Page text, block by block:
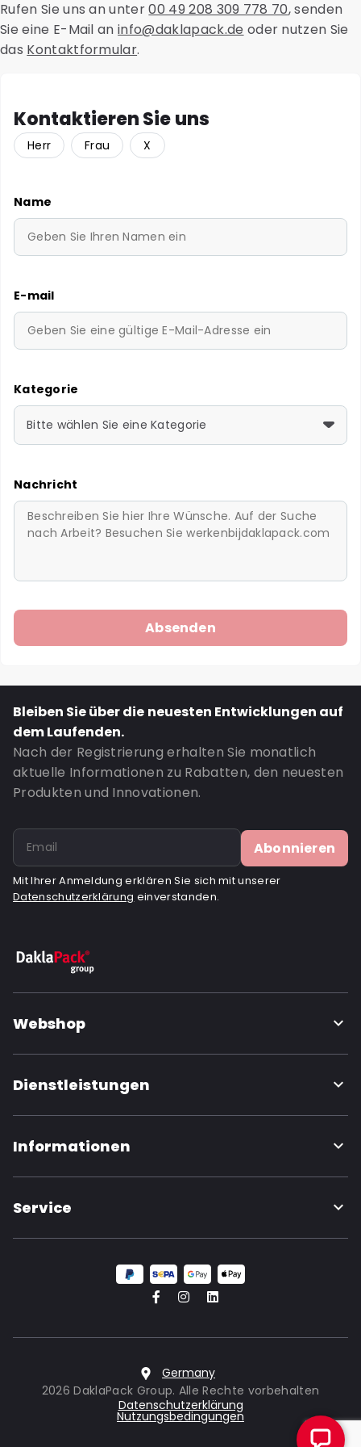
Rufen Sie uns an unter00 49 208 309 778 70, senden
Sie eine E-Mail aninfo@daklapack.de oder nutzen Sie
das Kontaktformular.
Kontaktieren Sie uns
Herr Frau X
Name
E-mail
Kategorie
Bitte wählen Sie eine Kategorie
Nachricht
Bleiben Sie über die neuesten Entwicklungen auf
dem Laufenden.
Nach der Registrierung erhalten Sie monatlich
aktuelle Informationen zu Rabatten, den neuesten
Produkten und Innovationen.
Abonnieren
Mit Ihrer Anmeldung erklären Sie sich mit unserer
Datenschutzerklärung einverstanden.
Webshop
Dienstleistungen
Informationen
Service
Germany
2026 DaklaPack Group. Alle Rechte vorbehalten
Datenschutzerklärung
Nutzungsbedingungen